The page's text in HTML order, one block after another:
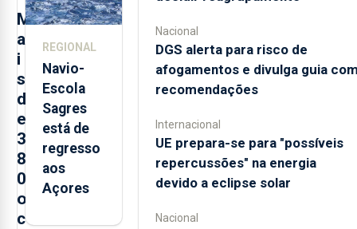
M
a
i
s
d
e
3
8
0
o
c
postos de
REGIONAL
Navio-
Escola
Sagres
está de
regresso
aos
Açores
Nacional
DGS alerta para risco de
afogamentos e divulga guia
recomendações
Internacional
UE prepara-se para "possíveis
repercussões" na energia
devido a eclipse solar
Nacional